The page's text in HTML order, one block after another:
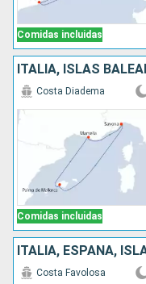
Comidas incluidas
ITALIA, ISLAS
Comidas incluidas
Costa Diadema
Costa Favolosa